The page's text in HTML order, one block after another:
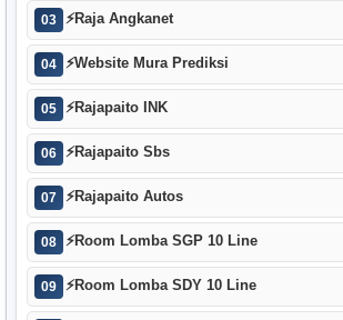
03 ⚡Raja Angkanet
04 ⚡Website Mura Prediksi
05 ⚡Rajapaito INK
06 ⚡Rajapaito Sbs
07 ⚡Rajapaito Autos
08 ⚡Room Lomba SGP 10 Line
09 ⚡Room Lomba SDY 10 Line